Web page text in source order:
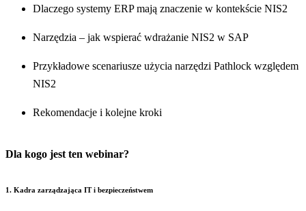
Dlaczego systemy ERP mają znaczenie w kontekście NIS2
Narzędzia – jak wspierać wdrażanie NIS2 w SAP
Przykładowe scenariusze użycia narzędzi Pathlock względem
NIS2
Rekomendacje i kolejne kroki
Dla kogo jest ten webinar?
1. Kadra zarządzająca IT i bezpieczeństwem